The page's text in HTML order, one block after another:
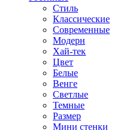
Стиль
Классические
Современные
Модерн
Хай-тек
Цвет
Белые
Венге
Светлые
Темные
Размер
Мини стенки